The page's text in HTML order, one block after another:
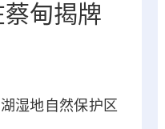
甸揭牌
湿地自然保护区